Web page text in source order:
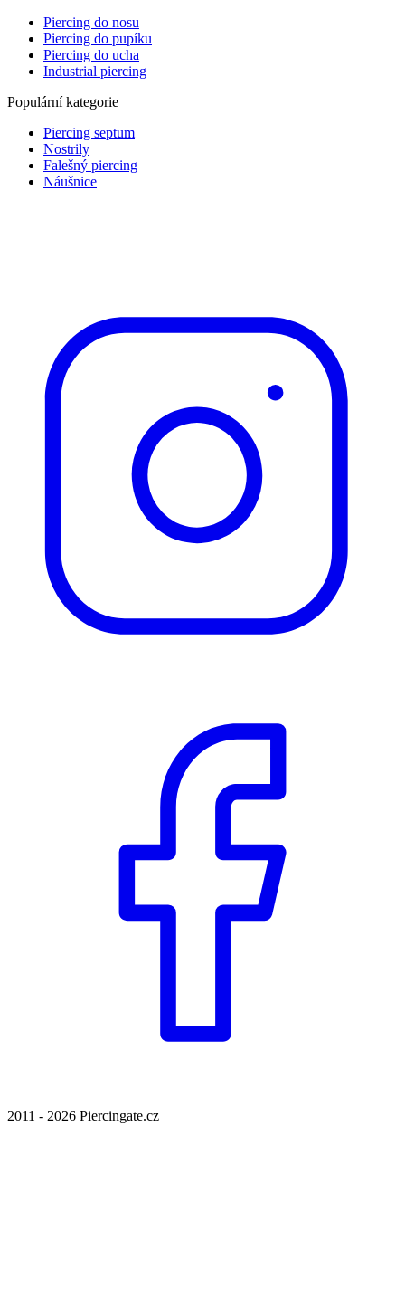
Piercing do nosu
Piercing do pupíku
Piercing do ucha
Industrial piercing
Populární kategorie
Piercing septum
Nostrily
Falešný piercing
Náušnice
2011 - 2026 Piercingate.cz